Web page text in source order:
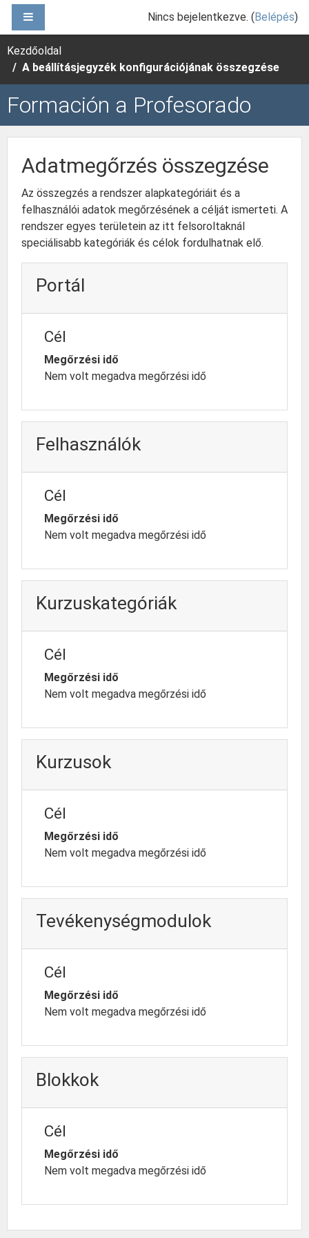
Tovább a fő tartalomhoz
Nincs bejelentkezve. (Belépés)
Kezdőoldal
A beállításjegyzék konfigurációjának összegzése
Formación a Profesorado
Adatmegőrzés összegzése
Az összegzés a rendszer alapkategóriáit és a
felhasználói adatok megőrzésének a célját ismerteti. A
rendszer egyes területein az itt felsoroltaknál
speciálisabb kategóriák és célok fordulhatnak elő.
Portál
Cél
Megőrzési idő
Nem volt megadva megőrzési idő
Felhasználók
Cél
Megőrzési idő
Nem volt megadva megőrzési idő
Kurzuskategóriák
Cél
Megőrzési idő
Nem volt megadva megőrzési idő
Kurzusok
Cél
Megőrzési idő
Nem volt megadva megőrzési idő
Tevékenységmodulok
Cél
Megőrzési idő
Nem volt megadva megőrzési idő
Blokkok
Cél
Megőrzési idő
Nem volt megadva megőrzési idő